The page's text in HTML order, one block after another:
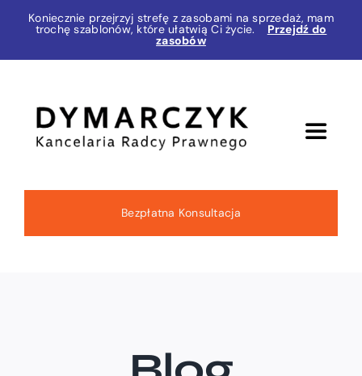
Przejdź
zawartości
Koniecznie przejrzyj strefę z zasobami na sprzedaż, mam
trochę szablonów, które ułatwią Ci życie. Przejdź do
zasobów
Toggle
Zakres usług
Bezpłatna Konsultacja